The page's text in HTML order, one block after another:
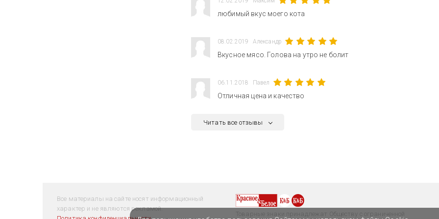
любимый вкус моего кота
08.02.2019 Александр
Вкусное мясо. Голова на утро не болит
06.11.2018 Павел
Отличная цена и качество
Читать все отзывы
Все материалы на сайте носят информационный
характер и не являются рекламой.
Товарные знаки принадлежат Обществу с ограниченной